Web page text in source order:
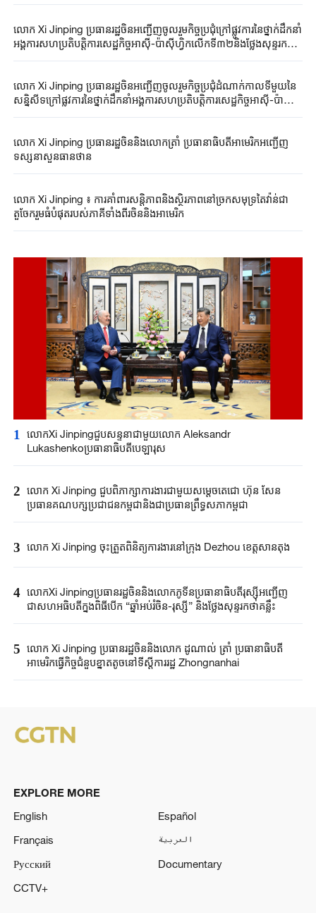
លោក Xi ​Jinping ​ប្រធានរដ្ឋចិន​អញ្ជើញចូលរួម​កិច្ចប្រជុំ​​​ក្រៅ​ផ្លូវការនៃ​ថ្នាក់ដឹកនាំ​
អង្គការ​សហប្រតិបត្តិការ​សេដ្ឋកិច្ច​អាស៊ី-ប៉ាស៊ីហ្វិក​លើកទី៣២​និងថ្លែង​សុន្ទរកថា
លោក Xi ​Jinping ​ប្រធានរដ្ឋចិន​អញ្ជើញចូលរួម​កិច្ចប្រជុំ​ដំណាក់កាលទីមួយនៃ
សន្និសីទ​ក្រៅ​ផ្លូវការនៃ​ថ្នាក់ដឹកនាំអង្គការសហប្រតិបត្តិការសេដ្ឋកិច្ចអាស៊ី-ប៉ា
លោក Xi ​Jinping ​ប្រធានរដ្ឋចិន​និងលោកត្រាំ ​ប្រធានាធិបតី​អាមេរិក​​អញ្ជើញ​​​
ទស្សនា​សួនធានថាន​
លោក Xi ​Jinping ​៖ ការគាំពារ​សន្តិភាពនិង​ស្ថិរភាពនៅ​ច្រកសមុទ្រ​តៃវ៉ាន់ជា​
តួចែករួម​ធំបំផុត​របស់​ភាគីទាំងពីរ​ចិននិងអាមេរិក​
1
លោកXi Jinpingជួបសន្ទនាជាមួយលោក Aleksandr
Lukashenkoប្រធានាធិបតីបេឡារុស
2 លោក Xi Jinping ​ជួបពិភាក្សា​ការងារជាមួយ​សម្តេច​តេជោ ហ៊ុន សែន ​
ប្រធានគណបក្ស​ប្រជាជន​កម្ពុជានិងជា​ប្រធានព្រឹទ្ធសភា​កម្ពុជា​
3 លោក Xi Jinping ចុះត្រួតពិនិត្យការងារនៅក្រុង Dezhou ខេត្តសានតុង
4 លោកXi Jinpingប្រធានរដ្ឋចិននិងលោកភូទីនប្រធានាធិបតីរុស្ស៊ីអញ្ជើញ
ជាសហអធិបតីក្នុងពិធីបើក “ឆ្នាំអប់រំចិន-រុស្ស៊ី” និងថ្លែងសុន្ទរកថាគន្លឹះ
5 លោក Xi Jinping​ ប្រធានរដ្ឋចិន​និងលោក​ ដូណាល់ ត្រាំ ​ប្រធានាធិបតី​
អាមេរិកធ្វើ​កិច្ចជំនួប​ខ្នាតតូច​នៅទីស្តីការរដ្ឋ​ Zhongnanhai ​
EXPLORE MORE
English
Español
Français
العربية
Русский
Documentary
CCTV+